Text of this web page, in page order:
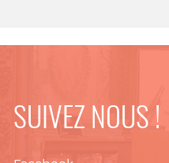
SUIVEZ NOUS !